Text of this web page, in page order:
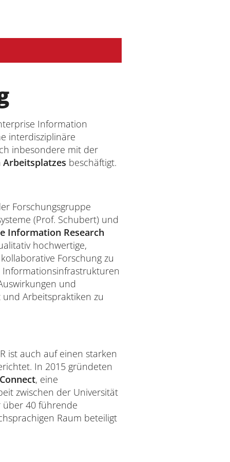
Information
interdisziplinäre
inbesondere mit der
Arbeitsplatzes beschäftigt.
Forschungsgruppe
(Prof. Schubert) und
Information Research
hochwertige,
Forschung zu
und
Arbeitspraktiken zu
ist auch auf einen starken
In 2015 gründeten
, eine
zwischen der Universität
40 führende
Raum beteiligt